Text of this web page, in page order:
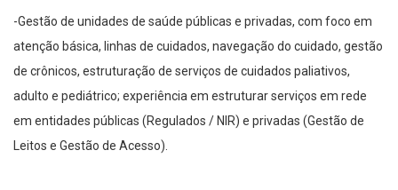
-Gestão de unidades de saúde públicas e privadas, com foco em
atenção básica, linhas de cuidados, navegação do cuidado, gestão
de crônicos, estruturação de serviços de cuidados paliativos,
adulto e pediátrico; experiência em estruturar serviços em rede
em entidades públicas (Regulados / NIR) e privadas (Gestão de
Leitos e Gestão de Acesso).